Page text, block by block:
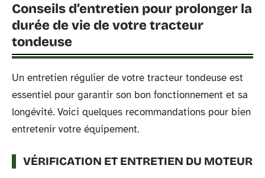
Conseils d’entretien pour prolonger la
durée de vie de votre tracteur
tondeuse
Un entretien régulier de votre tracteur tondeuse est
essentiel pour garantir son bon fonctionnement et sa
longévité. Voici quelques recommandations pour bien
entretenir votre équipement.
VÉRIFICATION ET ENTRETIEN DU MOTEUR